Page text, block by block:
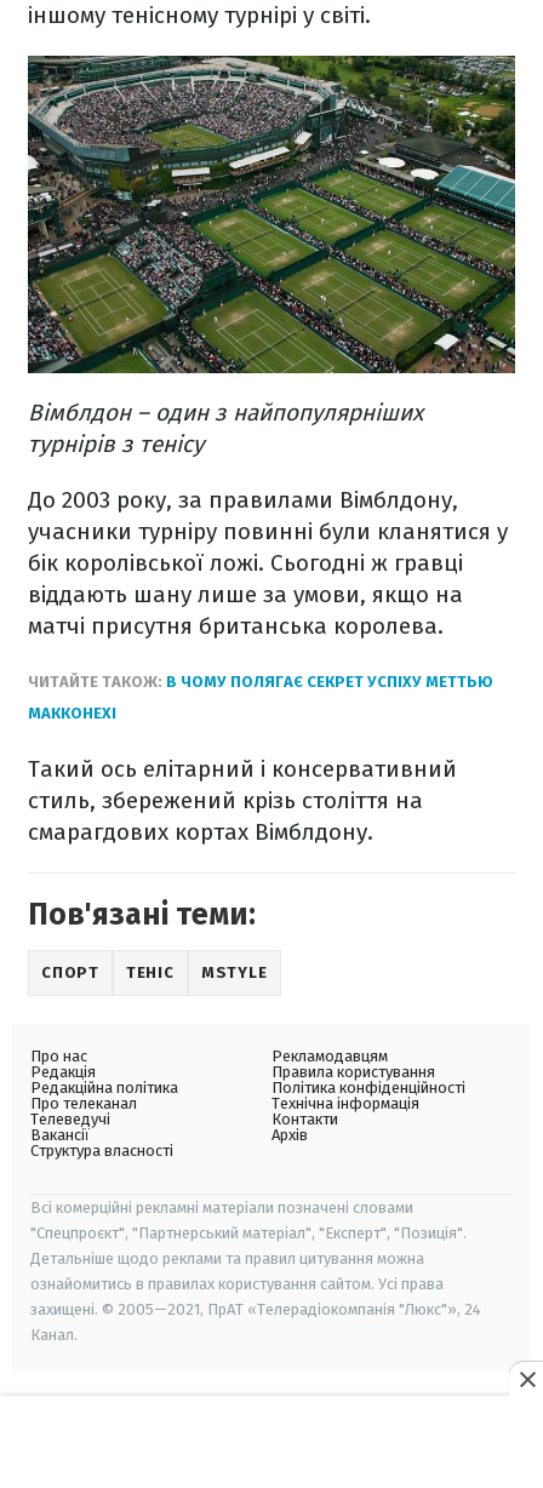
іншому тенісному турнірі у світі.
Вімблдон – один з найпопулярніших
турнірів з тенісу
До 2003 року, за правилами Вімблдону,
учасники турніру повинні були кланятися у
бік королівської ложі. Сьогодні ж гравці
віддають шану лише за умови, якщо на
матчі присутня британська королева.
ЧИТАЙТЕ ТАКОЖ: В ЧОМУ ПОЛЯГАЄ СЕКРЕТ УСПІХУ МЕТТЬЮ
МАККОНЕХІ
Такий ось елітарний і консервативний
стиль, збережений крізь століття на
смарагдових кортах Вімблдону.
Пов'язані теми:
СПОРТ ТЕНІС MSTYLE
Про нас
Редакція
Редакційна політика
Про телеканал
Телеведучі
Вакансії
Структура власності
Рекламодавцям
Правила користування
Політика конфіденційності
Технічна інформація
Контакти
Архів
Всі комерційні рекламні матеріали позначені словами
"Спецпроєкт", "Партнерський матеріал", "Експерт", "Позиція".
Детальніше щодо реклами та правил цитування можна
ознайомитись в правилах користування сайтом. Усі права
захищені. © 2005—2021, ПрАТ «Телерадіокомпанія "Люкс"», 24
Канал.